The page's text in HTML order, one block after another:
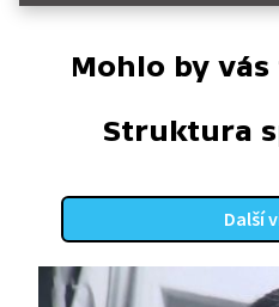
Mohlo by
Struktura
Další